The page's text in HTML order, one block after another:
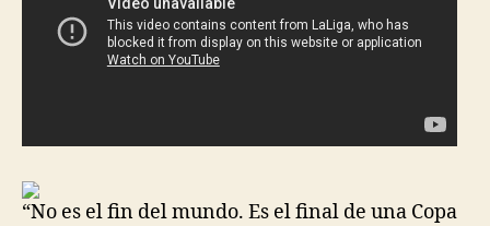
“No es el fin del mundo. Es el final de una Copa